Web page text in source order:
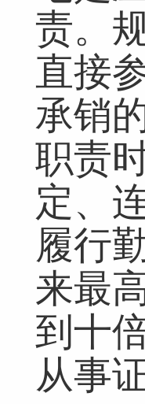
责。
直接
承销
职责
定、
履行
来最
到十
从事